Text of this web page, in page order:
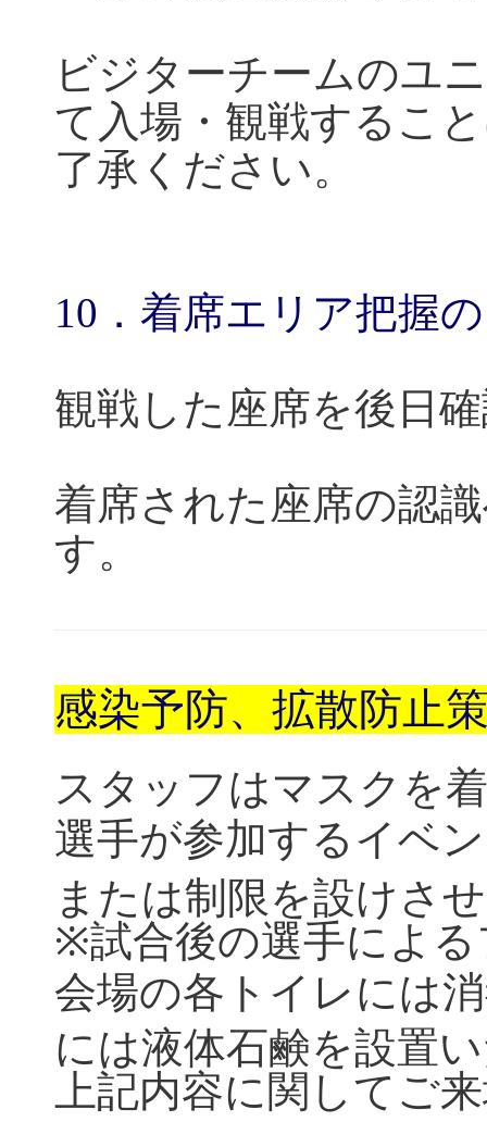
ビジターチームのユ
て入場・観戦するこ
了承ください。
10 ．着席エリア把握
観戦した座席を後日
着席された座席の認
す。
感染予防、拡散防止
スタッフはマスクを
選手が参加するイベ
または制限を設けさ
※試合後の選手によ
会場の各トイレには
には液体石鹸を設置
上記内容に関してご